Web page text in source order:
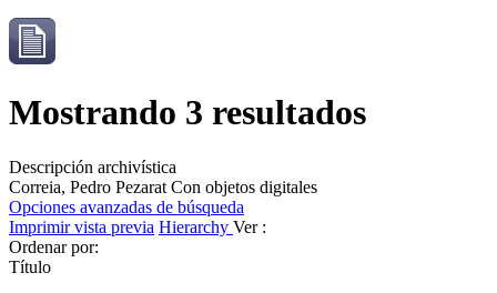
Mostrando 3 resultados
Descripción archivística
Correia, Pedro Pezarat Con objetos digitales
Opciones avanzadas de búsqueda
Imprimir vista previa Hierarchy Ver :
Ordenar por:
Título